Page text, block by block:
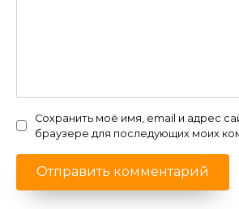
Сохранить моё имя, email и адрес
браузере для последующих моих